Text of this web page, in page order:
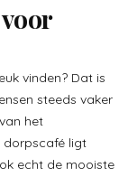
vinden? Dat is
steeds vaker
het
dorpscafé ligt
echt de mooiste